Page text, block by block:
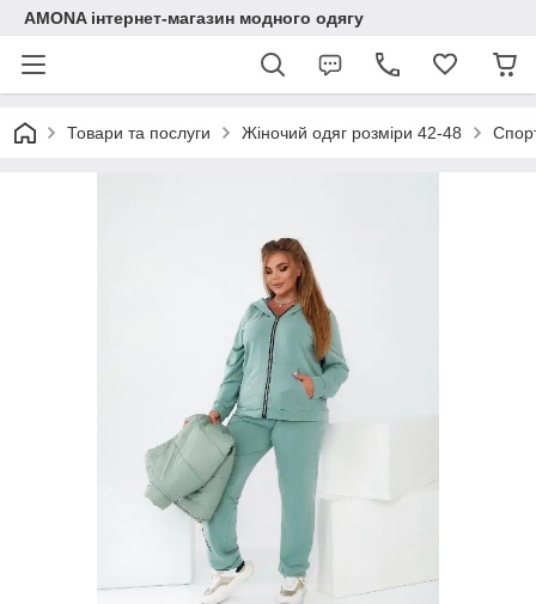
AMONA інтернет-магазин модного одягу
Товари та послуги Жіночий одяг розміри 42-48